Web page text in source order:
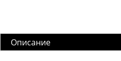
Описание